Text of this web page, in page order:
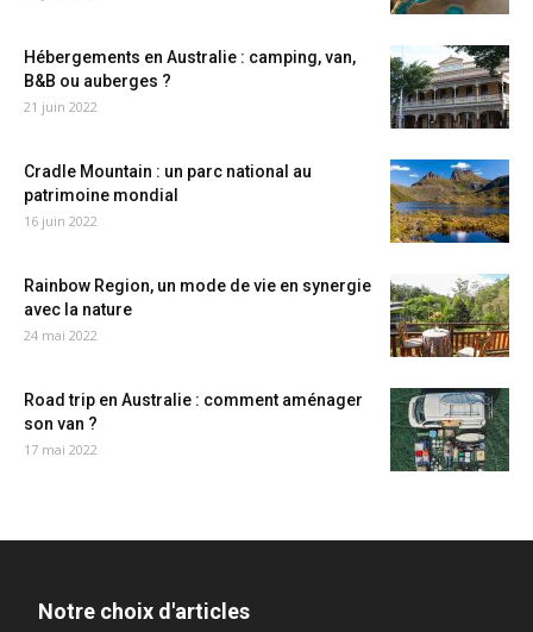
Hébergements en Australie : camping, van,
B&B ou auberges ?
21 juin 2022
Cradle Mountain : un parc national au
patrimoine mondial
16 juin 2022
Rainbow Region, un mode de vie en synergie
avec la nature
24 mai 2022
Road trip en Australie : comment aménager
son van ?
17 mai 2022
Notre choix d'articles